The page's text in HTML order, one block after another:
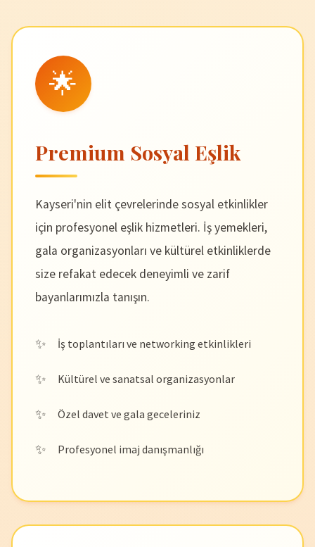
🌟
Premium Sosyal Eşlik
Kayseri'nin elit çevrelerinde sosyal etkinlikler
için profesyonel eşlik hizmetleri. İş yemekleri,
gala organizasyonları ve kültürel etkinliklerde
size refakat edecek deneyimli ve zarif
bayanlarımızla tanışın.
İş toplantıları ve networking etkinlikleri
Kültürel ve sanatsal organizasyonlar
Özel davet ve gala geceleriniz
Profesyonel imaj danışmanlığı